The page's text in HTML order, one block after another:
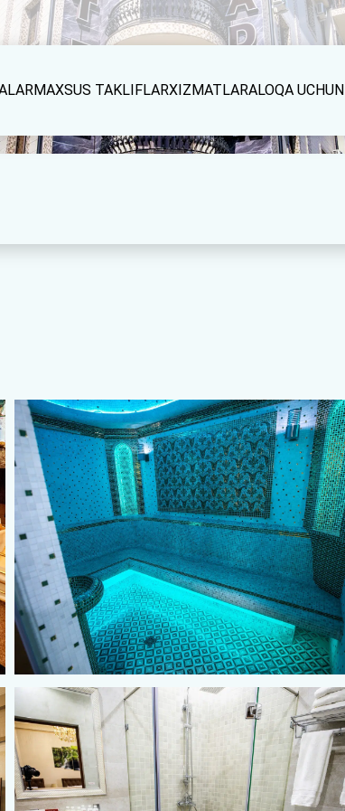
MAXSUS TAKLIFLARXIZMATLARALOQA UCHUN